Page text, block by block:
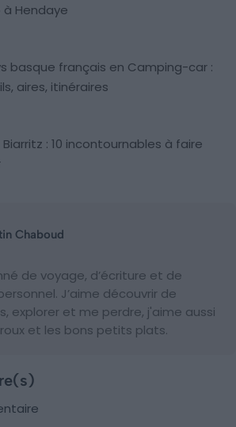
à Hendaye
basque français en Camping-car :
aires, itinéraires
Biarritz : 10 incontournables à faire
Chaboud
de voyage, d’écriture et de
J’aime découvrir de
explorer et me perdre, j'aime aussi
et les bons petits plats.